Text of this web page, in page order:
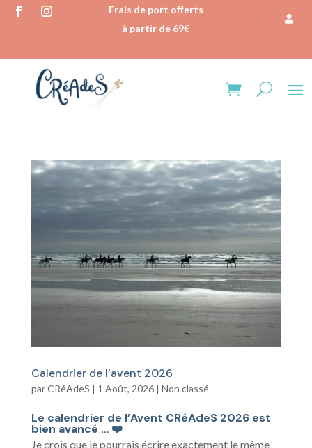
Frais de port offerts
à partir de 69€
Calendrier de l’avent 2026
parCRéAdeS | 1 Août, 2026| Non classé
Le calendrier de l’Avent CRéAdeS 2026 est
bien avancé … ❤️
Je crois que je pourrais écrire exactement le même